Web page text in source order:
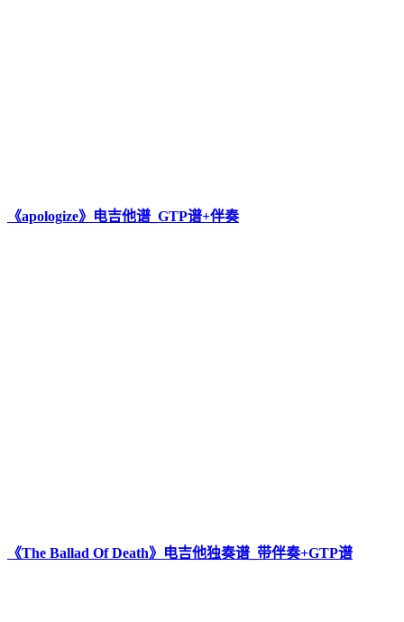
《apologize》电吉他谱_GTP谱+伴奏
《The Ballad Of Death》电吉他独奏谱_带伴奏+GTP谱